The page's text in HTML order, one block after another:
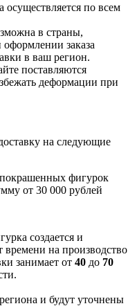
осуществляется по всем
в страны,
заказа
в ваш регион.
поставляются
деформации при
на следующие
фигурок
от 30 000 рублей
создается и
времени на производство
занимает от 40 до 70
и будут уточнены